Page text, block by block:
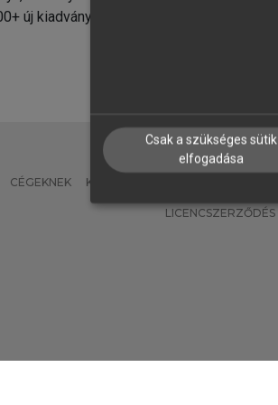
új kiadvány.
CÉGEKNEK KÖNYVTÁROSOKNAK
LICENCSZERZŐDÉS
Csak a szükséges sütik
elfogadása